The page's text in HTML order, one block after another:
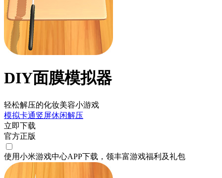
DIY面膜模拟器
轻松解压的化妆美容小游戏
模拟卡通竖屏休闲解压
立即下载
官方正版
使用小米游戏中心APP下载 ，领丰富游戏福利 及礼包